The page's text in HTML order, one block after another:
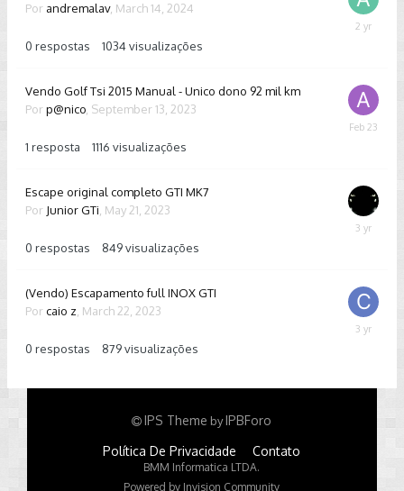
Por andremalav, March 14, 2024
0 respostas 1034 visualizações
March
Vendo Golf Tsi 2015 Manual - Unico dono 92 mil km
Por p@nico September 13, 2023
1 resposta 1116 visualizações
February
Escape original completo GTI MK7
Por Junior GTi May 21, 2023
0 respostas 849visualizações
May
(Vendo) Escapamento full INOX GTI
Por caio z March 22, 2023
0 respostas 879visualizações
March
IPS Theme byIPBForo
Política De Privacidade Contato
BMM Informatica LTDA.
Powered by Invision Community